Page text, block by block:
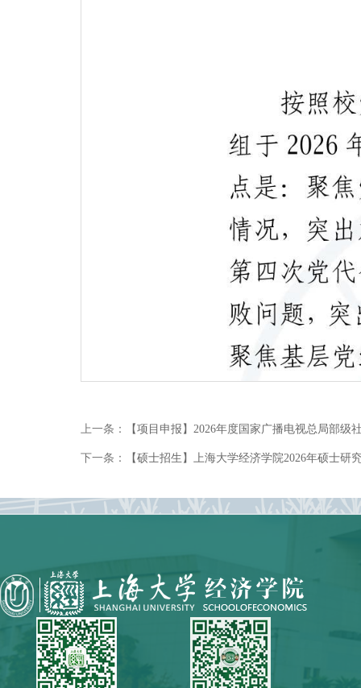
上一条： 【项目申报】2026年度国家广播电视总局部级
下一条： 【硕士招生】上海大学经济学院2026年硕士研